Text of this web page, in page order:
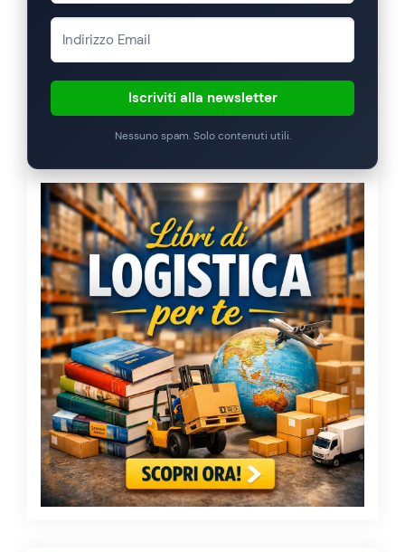
Iscriviti alla newsletter
Nessuno spam. Solo contenuti utili.